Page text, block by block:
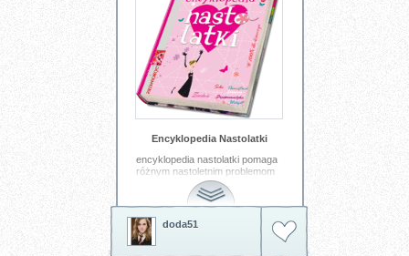
Encyklopedia Nastolatki
encyklopedia nastolatki pomaga
różnym nastoletnim problemom
encyklopedia nastolatki
doda51